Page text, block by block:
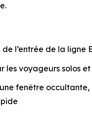
l’entrée de la
voyageurs solos
fenêtre